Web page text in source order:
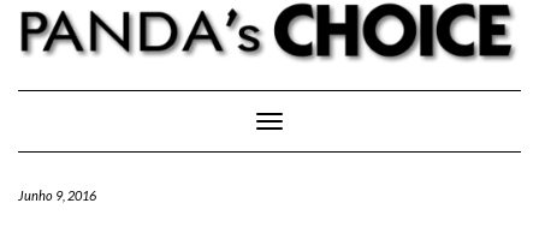
Skip
content
Toggle Navigation
Junho 9, 2016